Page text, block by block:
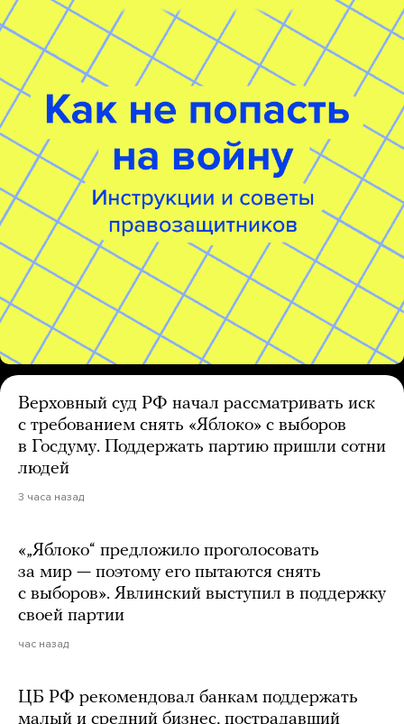
Верховный суд РФ начал рассматривать иск
с требованием снять «Яблоко» с выборов
в Госдуму. Поддержать партию пришли сотни
людей
3 часа назад
«„Яблоко“ предложило проголосовать
за мир — поэтому его пытаются снять
с выборов». Явлинский выступил в поддержку
своей партии
час назад
ЦБ РФ рекомендовал банкам поддержать
малый и средний бизнес, пострадавший